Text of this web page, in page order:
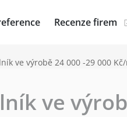
Recenze firem
ve výrobě 24 000 -29 000
ve